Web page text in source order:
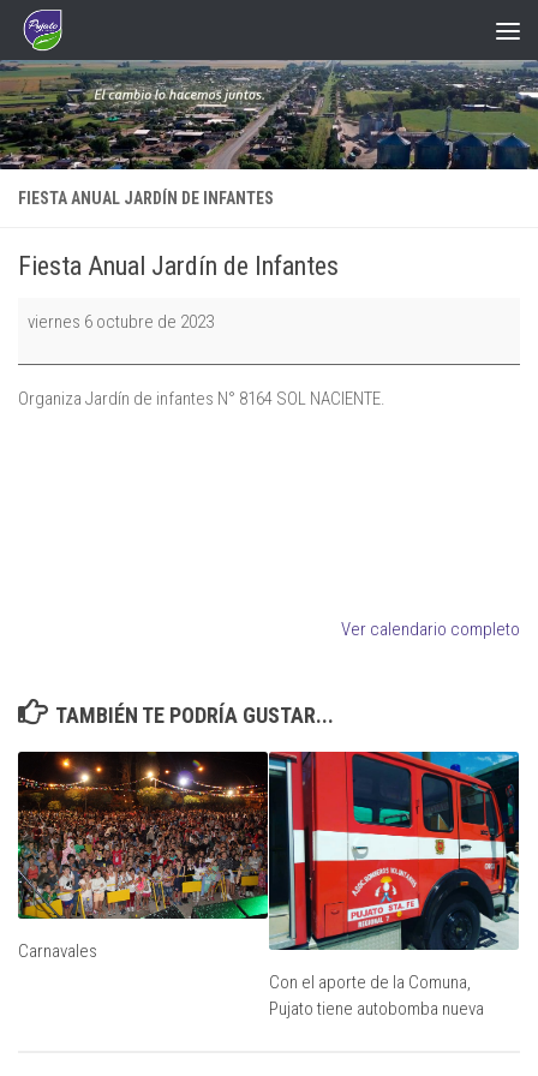
Saltar al contenido
FIESTA ANUAL JARDÍN DE INFANTES
Fiesta Anual Jardín de Infantes
Fiesta
Jardín
de
viernes 6 octubre de 2023
Organiza Jardín de infantes N° 8164 SOL NACIENTE.
Ver calendario completo
TAMBIÉN TE PODRÍA GUSTAR...
Carnavales
Con el aporte de la Comuna,
Pujato tiene autobomba nueva